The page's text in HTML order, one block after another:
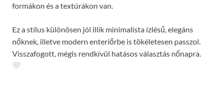
formákon és a textúrákon van.
Ez a stílus különösen jól illik minimalista ízlésű, elegáns
nőknek, illetve modern enteriőrbe is tökéletesen passzol.
Visszafogott, mégis rendkívül hatásos választás nőnapra.